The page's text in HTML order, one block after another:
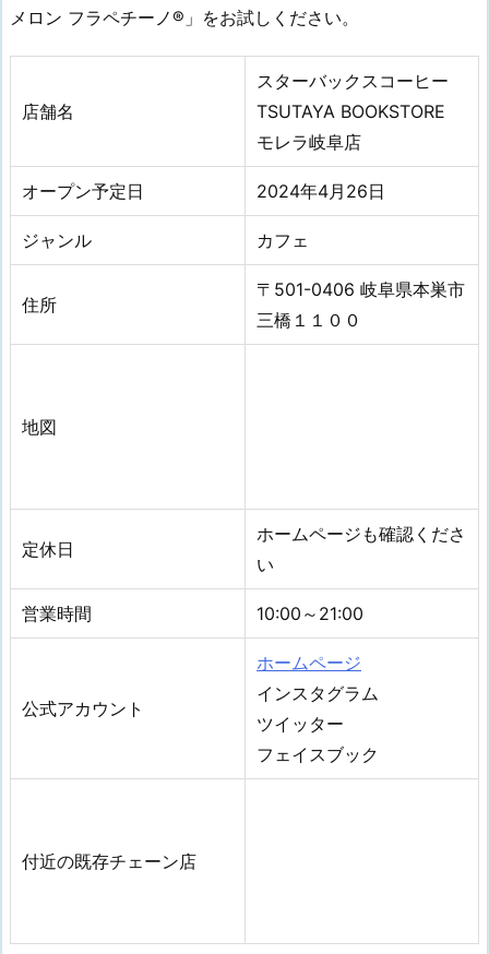
メロン フラペチーノ®」をお試しください。
店舗名
スターバックスコーヒー
TSUTAYA BOOKSTORE
モレラ岐阜店
オープン予定日 2024年4月26日
ジャンル カフェ
住所
〒501-0406 岐阜県本巣市
三橋１１００
地図
定休日
ホームページも確認くださ
い
営業時間 10:00～21:00
公式アカウント
ホームページ
インスタグラム
ツイッター
フェイスブック
付近の既存チェーン店